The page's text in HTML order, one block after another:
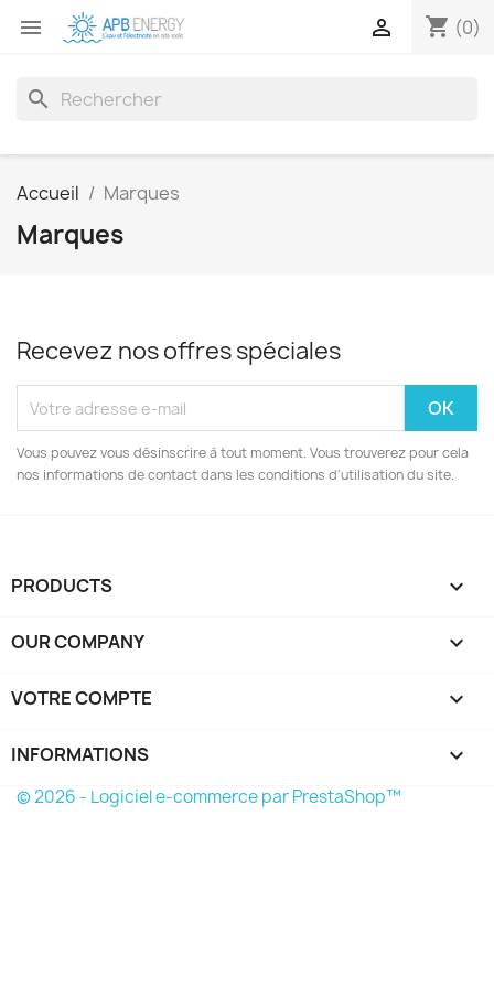
 shopping_cart (0)

search
Accueil Marques
Marques
Recevez nos offres spéciales
Vous pouvez vous désinscrire à tout moment. Vous trouverez pour cela
nos informations de contact dans les conditions d'utilisation du site.
PRODUCTS 
OUR COMPANY 
VOTRE COMPTE 
INFORMATIONS keyboard_arrow_down
© 2026 - Logiciel e-commerce par PrestaShop™